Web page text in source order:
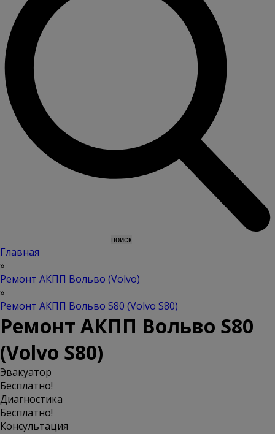
Главная
»
Ремонт АКПП Вольво (Volvo)
»
Ремонт АКПП Вольво S80 (Volvo S80)
Ремонт АКПП Вольво S80
(Volvo S80)
Эвакуатор
Бесплатно!
Диагностика
Бесплатно!
Консультация